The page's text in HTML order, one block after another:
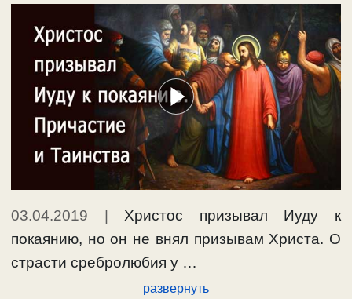
03.04.2019
Христос призывал Иуду к
покаянию, но он не внял призывам Христа. О
страсти сребролюбия у …
развернуть